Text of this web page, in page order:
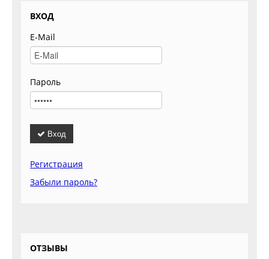
ВХОД
E-Mail
Пароль
Вход
Регистрация
Забыли пароль?
ОТЗЫВЫ